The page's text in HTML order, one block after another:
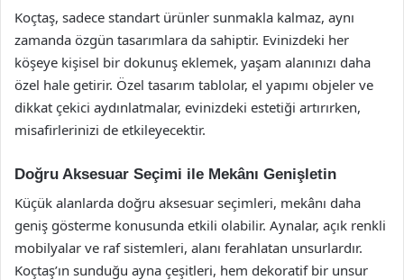
Koçtaş, sadece standart ürünler sunmakla kalmaz, aynı
zamanda özgün tasarımlara da sahiptir. Evinizdeki her
köşeye kişisel bir dokunuş eklemek, yaşam alanınızı daha
özel hale getirir. Özel tasarım tablolar, el yapımı objeler ve
dikkat çekici aydınlatmalar, evinizdeki estetiği artırırken,
misafirlerinizi de etkileyecektir.
Doğru Aksesuar Seçimi ile Mekânı Genişletin
Küçük alanlarda doğru aksesuar seçimleri, mekânı daha
geniş gösterme konusunda etkili olabilir. Aynalar, açık renkli
mobilyalar ve raf sistemleri, alanı ferahlatan unsurlardır.
Koçtaş’ın sunduğu ayna çeşitleri, hem dekoratif bir unsur